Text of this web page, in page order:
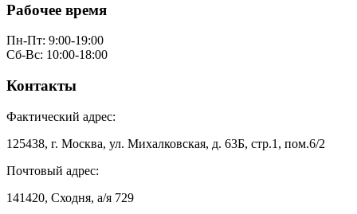
Рабочее время
Пн-Пт: 9:00-19:00
Сб-Вс: 10:00-18:00
Контакты
Фактический адрес:
125438, г. Москва, ул. Михалковская, д. 63Б, стр.1, пом.6/2
Почтовый адрес:
141420, Сходня, а/я 729